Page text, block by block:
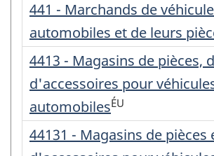
441 - Marchands de
automobiles et de leurs
4413 - Magasins de pièces,
d'accessoires pour
automobilesÉU
44131 - Magasins de pièces